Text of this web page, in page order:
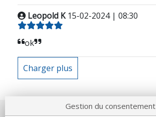
Leopold K 15-02-2024 | 08:30
ok
Charger plus
Gestion du consentement